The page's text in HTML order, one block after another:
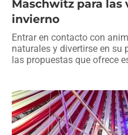
Maschwitz para las
invierno
Entrar en contacto con
naturales y divertirse en su
las propuestas que ofrece